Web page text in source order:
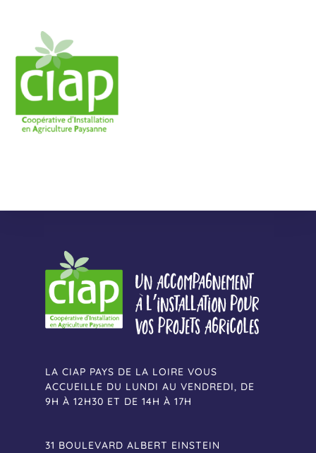
LA CIAP PAYS DE LA LOIRE VOUS
ACCUEILLE DU LUNDI AU VENDREDI, DE
9H À 12H30 ET DE 14H À 17H
31 BOULEVARD ALBERT EINSTEIN